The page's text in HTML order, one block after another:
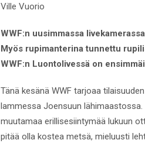
Ville Vuorio
WWF:n uusimmassa
Myös rupimanterina tunnettu
WWF:n Luontolivessä on
Tänä kesänä WWF tarjoaa
lammessa Joensuun
muutamaa erillisesiintymää lukuun
pitää olla kostea metsä, mieluusti